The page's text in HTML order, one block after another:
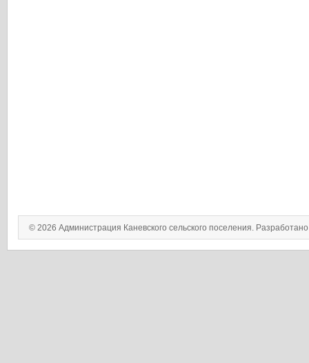
© 2026 Администрация Каневского сельского поселения.